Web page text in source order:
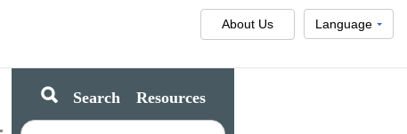
Language
About Us
Search Resources